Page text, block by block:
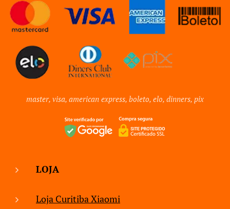
master, visa, american express, boleto, elo, dinners, pix
LOJA
Loja Curitiba Xiaomi